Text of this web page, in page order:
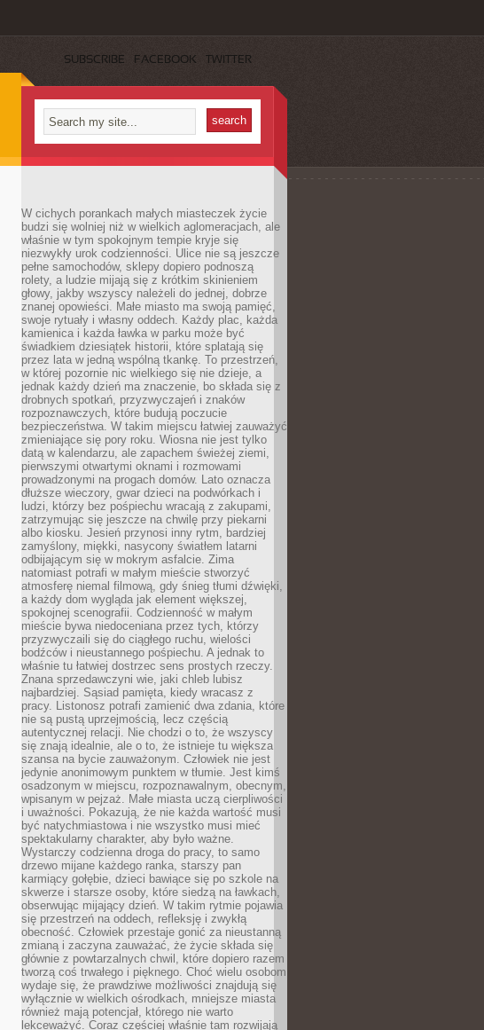
SUBSCRIBE FACEBOOK TWITTER
W cichych porankach małych miasteczek życie
budzi się wolniej niż w wielkich aglomeracjach, ale
właśnie w tym spokojnym tempie kryje się
niezwykły urok codzienności. Ulice nie są jeszcze
pełne samochodów, sklepy dopiero podnoszą
rolety, a ludzie mijają się z krótkim skinieniem
głowy, jakby wszyscy należeli do jednej, dobrze
znanej opowieści. Małe miasto ma swoją pamięć,
swoje rytuały i własny oddech. Każdy plac, każda
kamienica i każda ławka w parku może być
świadkiem dziesiątek historii, które splatają się
przez lata w jedną wspólną tkankę. To przestrzeń,
w której pozornie nic wielkiego się nie dzieje, a
jednak każdy dzień ma znaczenie, bo składa się z
drobnych spotkań, przyzwyczajeń i znaków
rozpoznawczych, które budują poczucie
bezpieczeństwa. W takim miejscu łatwiej zauważyć
zmieniające się pory roku. Wiosna nie jest tylko
datą w kalendarzu, ale zapachem świeżej ziemi,
pierwszymi otwartymi oknami i rozmowami
prowadzonymi na progach domów. Lato oznacza
dłuższe wieczory, gwar dzieci na podwórkach i
ludzi, którzy bez pośpiechu wracają z zakupami,
zatrzymując się jeszcze na chwilę przy piekarni
albo kiosku. Jesień przynosi inny rytm, bardziej
zamyślony, miękki, nasycony światłem latarni
odbijającym się w mokrym asfalcie. Zima
natomiast potrafi w małym mieście stworzyć
atmosferę niemal filmową, gdy śnieg tłumi dźwięki,
a każdy dom wygląda jak element większej,
spokojnej scenografii. Codzienność w małym
mieście bywa niedoceniana przez tych, którzy
przyzwyczaili się do ciągłego ruchu, wielości
bodźców i nieustannego pośpiechu. A jednak to
właśnie tu łatwiej dostrzec sens prostych rzeczy.
Znana sprzedawczyni wie, jaki chleb lubisz
najbardziej. Sąsiad pamięta, kiedy wracasz z
pracy. Listonosz potrafi zamienić dwa zdania, które
nie są pustą uprzejmością, lecz częścią
autentycznej relacji. Nie chodzi o to, że wszyscy
się znają idealnie, ale o to, że istnieje tu większa
szansa na bycie zauważonym. Człowiek nie jest
jedynie anonimowym punktem w tłumie. Jest kimś
osadzonym w miejscu, rozpoznawalnym, obecnym,
wpisanym w pejzaż. Małe miasta uczą cierpliwości
i uważności. Pokazują, że nie każda wartość musi
być natychmiastowa i nie wszystko musi mieć
spektakularny charakter, aby było ważne.
Wystarczy codzienna droga do pracy, to samo
drzewo mijane każdego ranka, starszy pan
karmiący gołębie, dzieci bawiące się po szkole na
skwerze i starsze osoby, które siedzą na ławkach,
obserwując mijający dzień. W takim rytmie pojawia
się przestrzeń na oddech, refleksję i zwykłą
obecność. Człowiek przestaje gonić za nieustanną
zmianą i zaczyna zauważać, że życie składa się
głównie z powtarzalnych chwil, które dopiero razem
tworzą coś trwałego i pięknego. Choć wielu osobom
wydaje się, że prawdziwe możliwości znajdują się
wyłącznie w wielkich ośrodkach, mniejsze miasta
również mają potencjał, którego nie warto
lekceważyć. Coraz częściej właśnie tam rozwijają